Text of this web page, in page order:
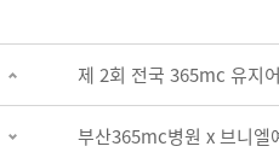
제 2회 전국 365mc 유지
부산365mc병원 x 브니엘